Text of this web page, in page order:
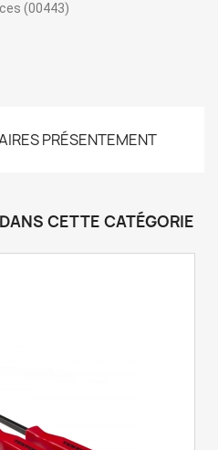
(00443)
PRÉSENTEMENT
CETTE CATÉGORIE